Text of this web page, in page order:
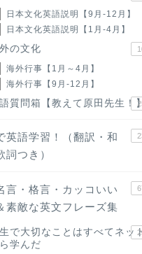
日本文化英語説明【9月-12月】
日本文化英語説明【1月-4月】
の文化
海外行事【1月～4月】
海外行事【9月-12月】
質問箱【教えて原田先生！
英語学習！（翻訳・和
詞つき）
言・格言・カッコいい
素敵な英文フレーズ集
で大切なことはすべてネッ
学んだ